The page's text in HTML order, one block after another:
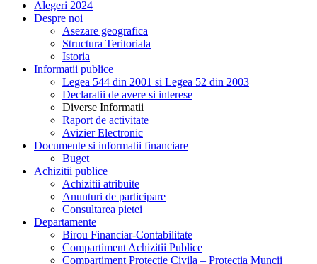
Alegeri 2024
Despre noi
Asezare geografica
Structura Teritoriala
Istoria
Informatii publice
Legea 544 din 2001 si Legea 52 din 2003
Declaratii de avere si interese
Diverse Informatii
Raport de activitate
Avizier Electronic
Documente si informatii financiare
Buget
Achizitii publice
Achizitii atribuite
Anunturi de participare
Consultarea pietei
Departamente
Birou Financiar-Contabilitate
Compartiment Achizitii Publice
Compartiment Protectie Civila – Protectia Muncii